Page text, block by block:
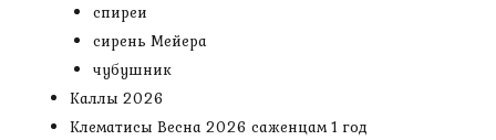
спиреи
сирень Мейера
чубушник
Каллы 2026
Клематисы Весна 2026 саженцам 1 год